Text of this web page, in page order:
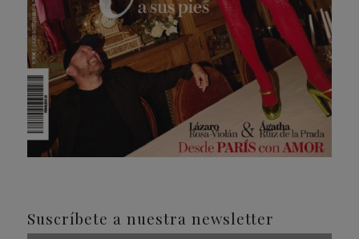
Suscríbete a nuestra newsletter